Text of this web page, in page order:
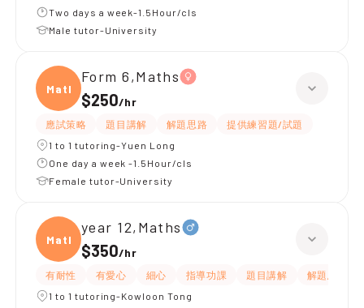
Two days a week-1.5Hour/cls
Male tutor-University
Maths
Form 6,Maths
$250/hr
應試策略 題目講解 解題思路
提供練習題/試題
1 to 1 tutoring-Yuen Long
One day a week -1.5Hour/cls
Female tutor-University
Maths
year 12,Maths
$350/hr
有耐性 有愛心 細心 指導功課 題目講解
解題思路
1 to 1 tutoring-Kowloon Tong